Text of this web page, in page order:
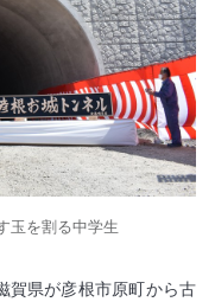
玉を割る中学生
賀県が彦根市原町から古